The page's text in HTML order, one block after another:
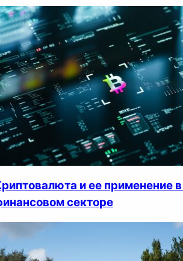
и ее применение
секторе